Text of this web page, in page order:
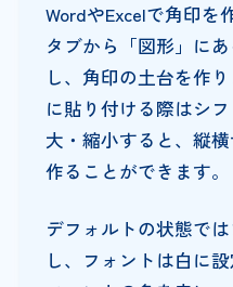
WordやExcelで角印を
タブから「図形」に
し、角印の土台を作
に貼り付ける際はシ
大・縮小すると、縦
作ることができます。
デフォルトの状態で
し、フォントは白に